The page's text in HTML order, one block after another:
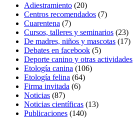
Adiestramiento (20)
Centros recomendados (7)
Cuarentena (7)
Cursos, talleres y seminarios (23)
De madres, niños y mascotas (17)
Debates en facebook (5)
Deporte canino y otras actividades
Etología canina (106)
Etología felina (64)
Firma invitada (6)
Noticias (87)
Noticias científicas (13)
Publicaciones (140)